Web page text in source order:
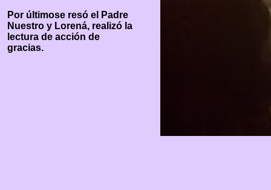
Por últimose resó el Padre
Nuestro y Lorená, realizó la
lectura de acción de
gracias.